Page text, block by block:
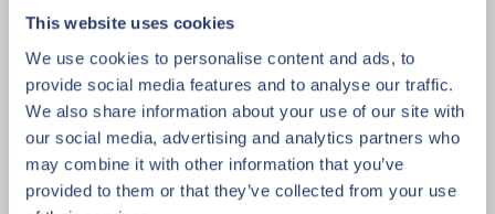
This website uses cookies
We use cookies to personalise content and ads, to
provide social media features and to analyse our traffic.
We also share information about your use of our site with
our social media, advertising and analytics partners who
may combine it with other information that you’ve
provided to them or that they’ve collected from your use
Preferred partner Center Parcs Vastgoed